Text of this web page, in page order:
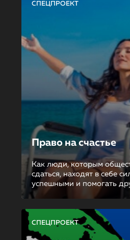
СПЕЦПРОЕКТ
Право на счастье
Как люди, которым
сдаться, находят в себе
успешными и помогать
СПЕЦПРОЕКТ